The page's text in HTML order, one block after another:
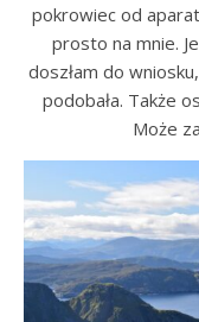
pokrowiec od
prosto na mnie.
doszłam do
podobała. Także
Może